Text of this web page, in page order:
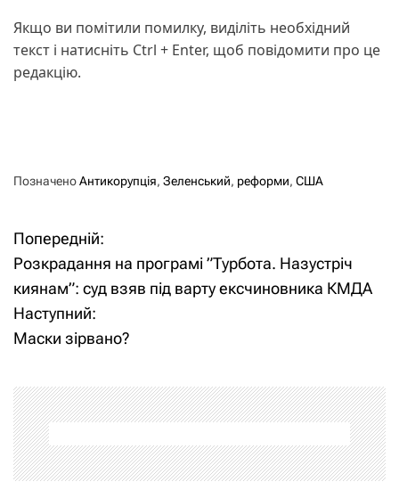
Якщо ви помітили помилку, виділіть необхідний
текст і натисніть Ctrl + Enter, щоб повідомити про це
редакцію.
ПозначеноАнтикорупція, Зеленський, реформи, США
Н
а
в
г
а
ц
Попередній:
Розкрадання на програмі ”Турбота. Назустріч
киянам”: суд взяв під варту ексчиновника КМДА
Наступний:
Маски зірвано?